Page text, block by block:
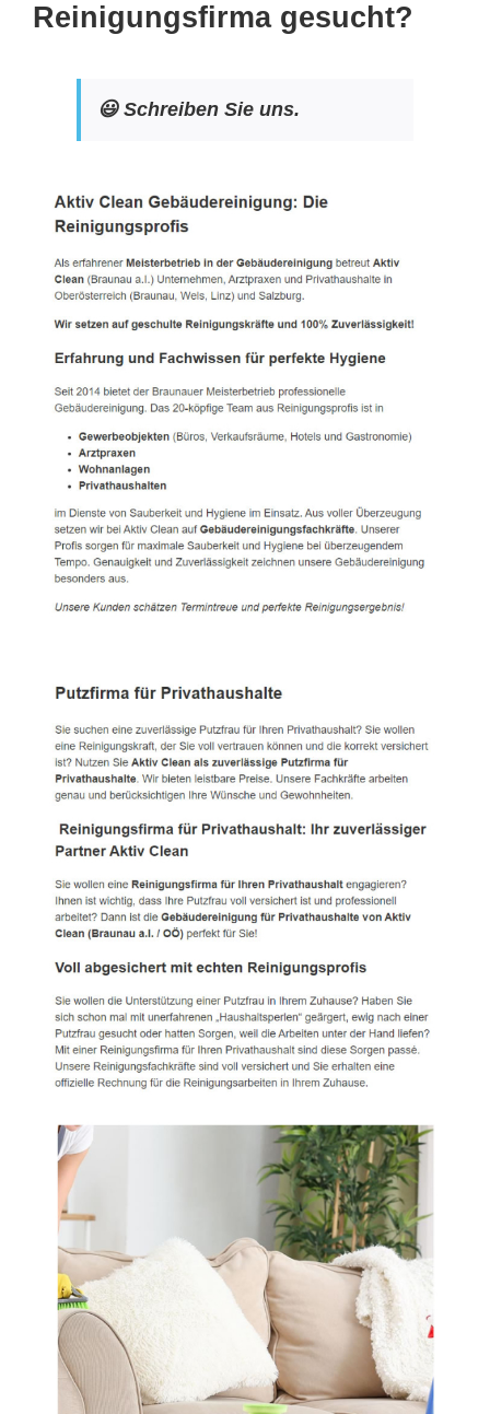
Reinigungsfirma gesucht?
😃 Schreiben Sie uns.